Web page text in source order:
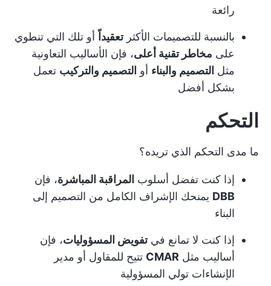
رائعة
بالنسبة للتصميمات الأكثرتعقيداً
أو تلك التي تنطوي
على مخاطر تقنية أعلى، فإن الأساليب التعاونية
مثل التصميم والبناء أو التصميم والتركيب تعمل
بشكل أفضل
التحكم
ما مدى التحكم الذي تريده؟
إذا كنت تفضل أسلوب المراقبة المباشرة، فإن
DBB يمنحك الإشراف الكامل من التصميم إلى
البناء
إذا كنت لا تمانع فيتفويض المسؤوليات، فإن
أساليب مثل CMAR تتيح للمقاول أو مدير
الإنشاءات تولي المسؤولية